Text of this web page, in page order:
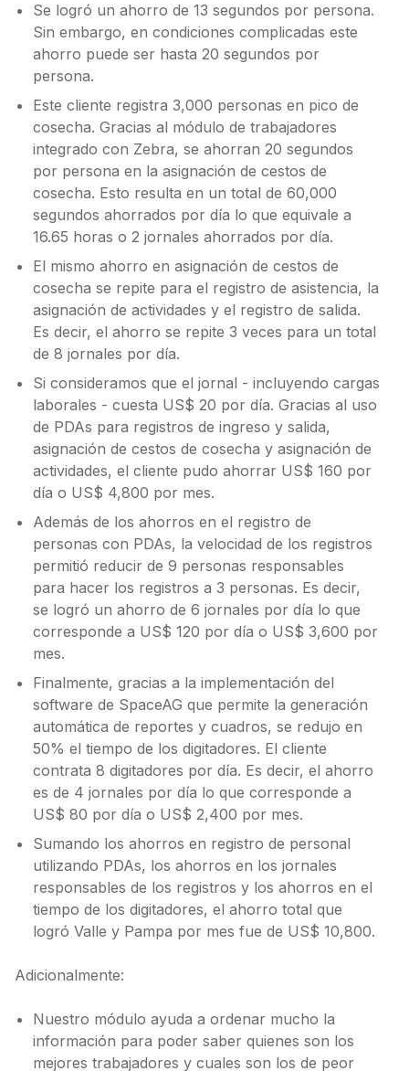
Se logró un ahorro de 13 segundos por persona.
Sin embargo, en condiciones complicadas este
ahorro puede ser hasta 20 segundos por
persona.
Este cliente registra 3,000 personas en pico de
cosecha. Gracias al módulo de trabajadores
integrado con Zebra, se ahorran 20 segundos
por persona en la asignación de cestos de
cosecha. Esto resulta en un total de 60,000
segundos ahorrados por día lo que equivale a
16.65 horas o 2 jornales ahorrados por día.
El mismo ahorro en asignación de cestos de
cosecha se repite para el registro de asistencia, la
asignación de actividades y el registro de salida.
Es decir, el ahorro se repite 3 veces para un total
de 8 jornales por día.
Si consideramos que el jornal - incluyendo cargas
laborales - cuesta US$ 20 por día. Gracias al uso
de PDAs para registros de ingreso y salida,
asignación de cestos de cosecha y asignación de
actividades, el cliente pudo ahorrar US$ 160 por
día o US$ 4,800 por mes.
Además de los ahorros en el registro de
personas con PDAs, la velocidad de los registros
permitió reducir de 9 personas responsables
para hacer los registros a 3 personas. Es decir,
se logró un ahorro de 6 jornales por día lo que
corresponde a US$ 120 por día o US$ 3,600 por
mes.
Finalmente, gracias a la implementación del
software de SpaceAG que permite la generación
automática de reportes y cuadros, se redujo en
50% el tiempo de los digitadores. El cliente
contrata 8 digitadores por día. Es decir, el ahorro
es de 4 jornales por día lo que corresponde a
US$ 80 por día o US$ 2,400 por mes.
Sumando los ahorros en registro de personal
utilizando PDAs, los ahorros en los jornales
responsables de los registros y los ahorros en el
tiempo de los digitadores, el ahorro total que
logró Valle y Pampa por mes fue de US$ 10,800.
Adicionalmente:
Nuestro módulo ayuda a ordenar mucho la
información para poder saber quienes son los
mejores trabajadores y cuales son los de peor